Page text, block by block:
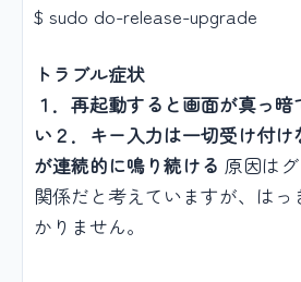
$ sudo do-release-upgrade
トラブル症状
１．再起動すると画面が真っ
い ２．キー入力は一切受け付け
が連続的に鳴り続ける 原因は
関係だと考えていますが、は
かりません。